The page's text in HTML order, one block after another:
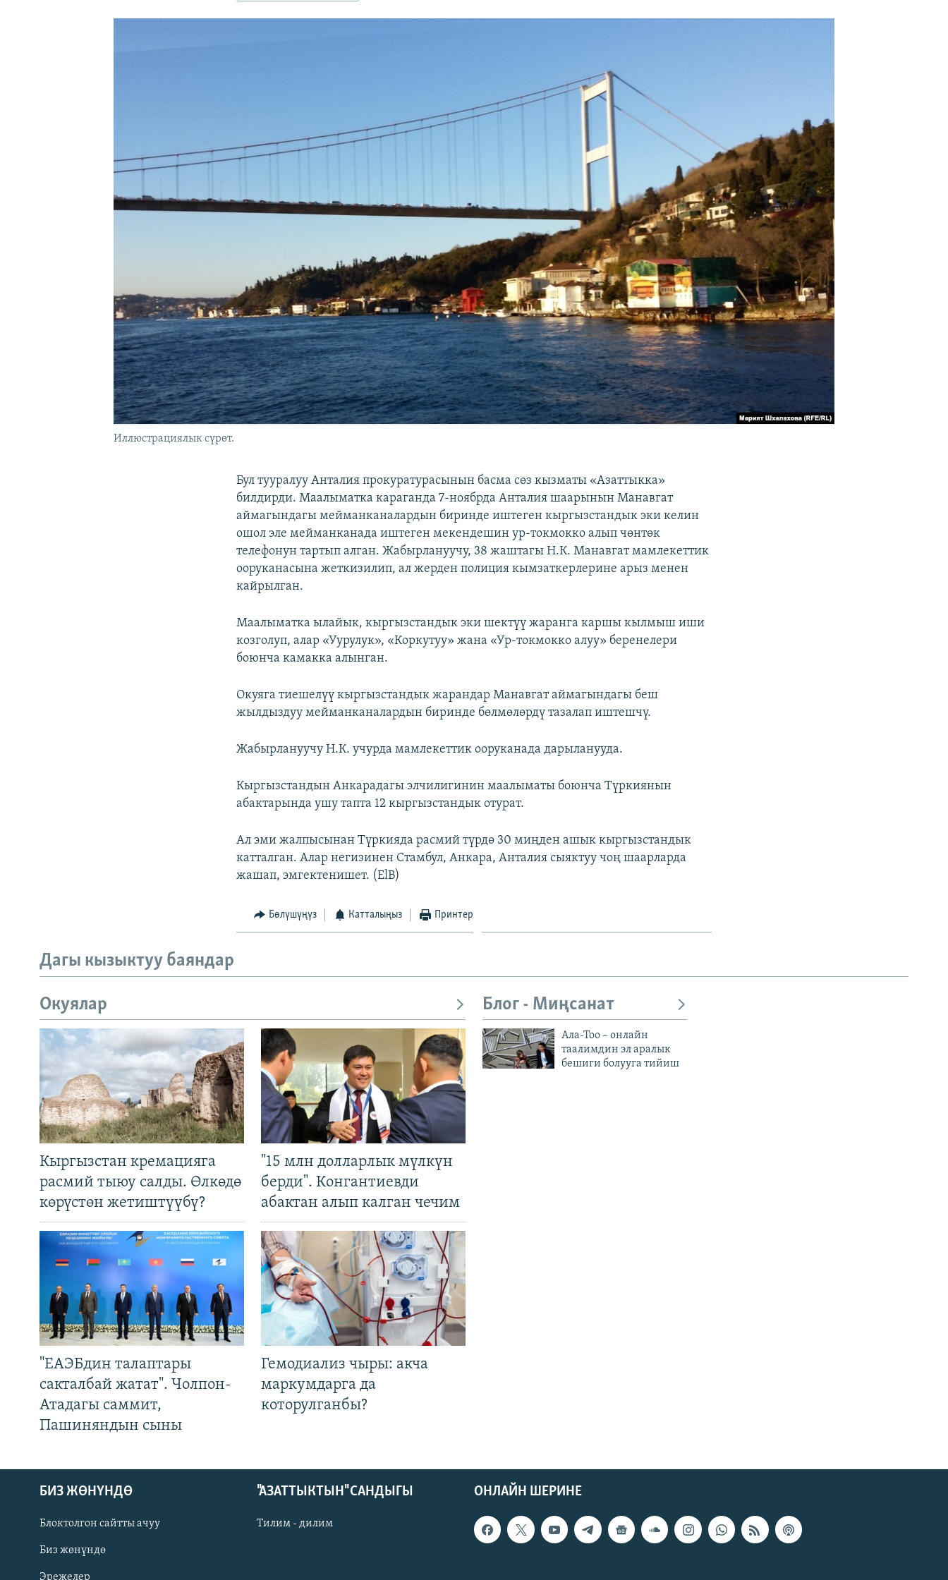
Русский
Иллюстрациялык сүрөт.
Бул тууралуу Анталия прокуратурасынын басма сөз кызматы «Азаттыкка»
билдирди. Маалыматка караганда 7-ноябрда Анталия шаарынын Манавгат
аймагындагы мейманканалардын биринде иштеген кыргызстандык эки келин
ошол эле мейманканада иштеген мекендешин ур-токмокко алып чөнтөк
телефонун тартып алган. Жабырлануучу, 38 жаштагы Н.К. Манавгат мамлекеттик
ооруканасына жеткизилип, ал жерден полиция кымзаткерлерине арыз менен
кайрылган.
Маалыматка ылайык, кыргызстандык эки шектүү жаранга каршы кылмыш иши
козголуп, алар «Уурулук», «Коркутуу» жана «Ур-токмокко алуу» беренелери
боюнча камакка алынган.
Окуяга тиешелүү кыргызстандык жарандар Манавгат аймагындагы беш
жылдыздуу мейманканалардын биринде бөлмөлөрдү тазалап иштешчү.
Жабырлануучу Н.К. учурда мамлекеттик ооруканада дарыланууда.
Кыргызстандын Анкарадагы элчилигинин маалыматы боюнча Түркиянын
абактарында ушу тапта 12 кыргызстандык отурат.
Ал эми жалпысынан Түркияда расмий түрдө 30 миңден ашык кыргызстандык
катталган. Алар негизинен Стамбул, Анкара, Анталия сыяктуу чоң шаарларда
жашап, эмгектенишет. (ElB)
Бөлүшүңүз Катталыңыз Принтер
Дагы кызыктуу баяндар
Окуялар
Кыргызстан кремацияга
расмий тыюу салды. Өлкөдө
көрүстөн жетиштүүбү?
"15 млн долларлык мүлкүн
берди". Конгантиевди
абактан алып калган чечим
"ЕАЭБдин талаптары
сакталбай жатат". Чолпон-
Атадагы саммит,
Пашиняндын сыны
Гемодиализ чыры: акча
маркумдарга да
которулганбы?
Блог - Миңсанат
Ала-Тоо – онлайн
таалимдин эл аралык
бешиги болууга тийиш
ОНЛАЙН ШЕРИНЕ
БИЗ ЖӨНҮНДӨ
Блоктолгон сайтты ачуу
Биз жөнүндө
Эрежелер
"АЗАТТЫКТЫН" САНДЫГЫ
Тилим - дилим